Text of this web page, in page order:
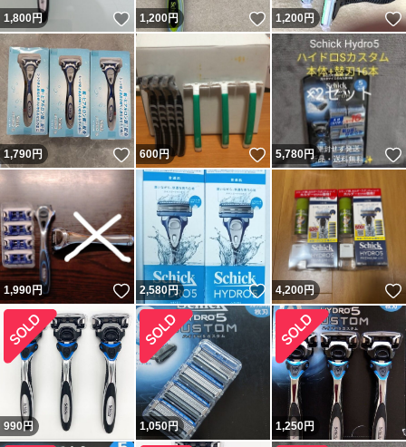
1,800円 いいね！
1,200円 いいね！
1,200円
1,790円 いいね！
600円 いいね！
5,780円
1,990円 いいね！
2,580円 いいね！
4,200円
990円 1,050円 1,250円